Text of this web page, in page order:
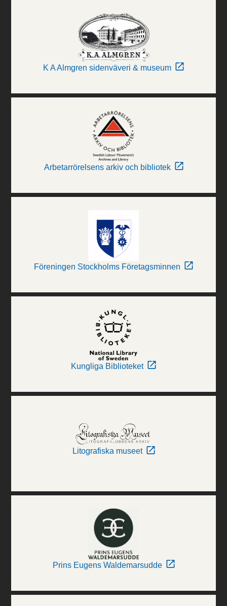
K A Almgren sidenväveri & museum
Arbetarrörelsens arkiv och bibliotek
Föreningen Stockholms Företagsminnen
Kungliga Biblioteket
Litografiska museet
Prins Eugens Waldemarsudde